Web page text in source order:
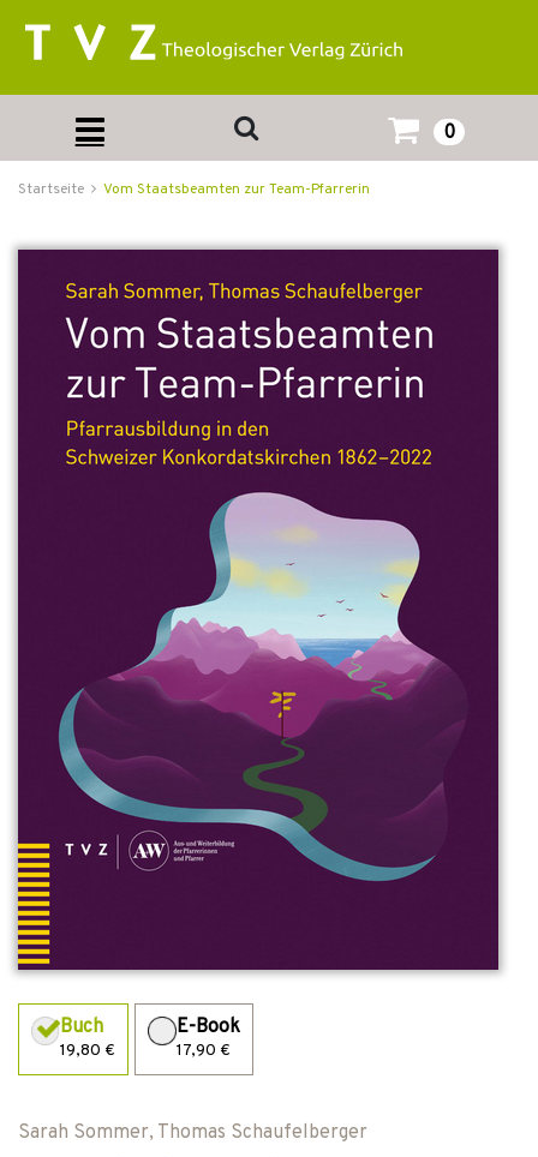
0
Startseite Vom Staatsbeamten zur Team-Pfarrerin
Buch
19,80 €
E-Book
17,90 €
Sarah Sommer, Thomas Schaufelberger